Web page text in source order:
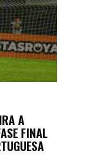
A
FINAL